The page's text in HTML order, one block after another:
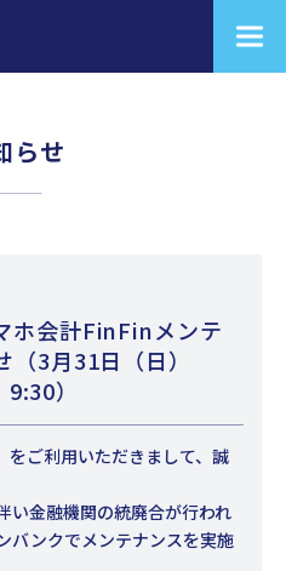
らせ
ホ会計FinFinメンテ
3月31日（日）
）
ご利用いただきまして、誠
い金融機関の統廃合が行われ
バンクでメンテナンスを実施